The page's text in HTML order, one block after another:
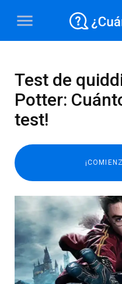
menu
Test de
Potter:
test!